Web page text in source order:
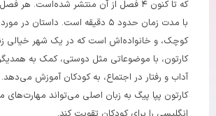
با مدت زمان حدود ۵ دقیقه است. داستان
کوچک، و خانواده‌اش است که در یک شهر خیالی
کارتون، با موضوعاتی مثل دوستی، کمک به
آداب و رفتار در اجتماع، به کودکان آموزش
کارتون پپا پیگ به زبان اصلی می‌تواند مهارت‌های